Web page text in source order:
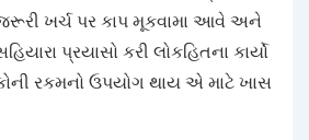
ખર્ચ પર કાપ મૂકવામા આવે અને
પ્રયાસો કરી લોકહિતના કાર્યો
રકમનો ઉપયોગ થાય એ માટે ખાસ